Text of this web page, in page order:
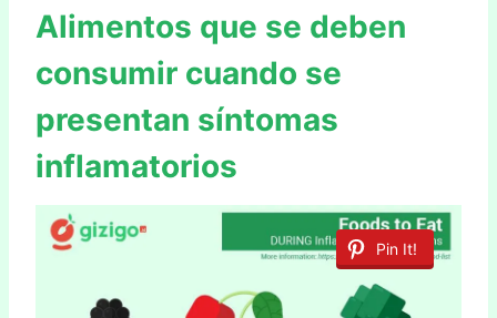
Alimentos que se deben
consumir cuando se
presentan síntomas
inflamatorios
Pin It!